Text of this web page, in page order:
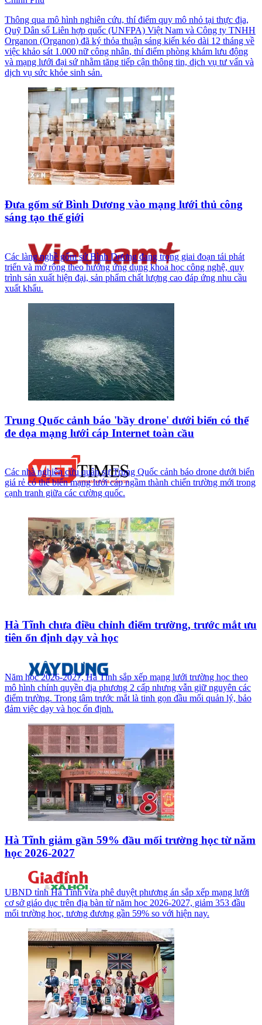
Thông qua mô hình nghiên cứu, thí điểm quy mô nhỏ tại thực địa,
Quỹ Dân số Liên hợp quốc (UNFPA) Việt Nam và Công ty TNHH
Organon (Organon) đã ký thỏa thuận sáng kiến kéo dài 12 tháng về
việc khảo sát 1.000 nữ công nhân, thí điểm phòng khám lưu động
và mạng lưới đại sứ nhằm tăng tiếp cận thông tin, dịch vụ tư vấn và
dịch vụ sức khỏe sinh sản.
Đưa gốm sứ Bình Dương vào mạng lưới thủ công
sáng tạo thế giới
Các làng nghề gốm sứ Bình Dương đang trong giai đoạn tái phát
triển và mở rộng theo hướng ứng dụng khoa học công nghệ, quy
trình sản xuất hiện đại, sản phẩm chất lượng cao đáp ứng nhu cầu
xuất khẩu.
Trung Quốc cảnh báo 'bầy drone' dưới biển có thể
đe dọa mạng lưới cáp Internet toàn cầu
Các nhà nghiên cứu quân sự Trung Quốc cảnh báo drone dưới biển
giá rẻ có thể biến mạng lưới cáp ngầm thành chiến trường mới trong
cạnh tranh giữa các cường quốc.
Hà Tĩnh chưa điều chỉnh điểm trường, trước mắt ưu
tiên ổn định dạy và học
Năm học 2026-2027, Hà Tĩnh sắp xếp mạng lưới trường học theo
mô hình chính quyền địa phương 2 cấp nhưng vẫn giữ nguyên các
điểm trường. Trọng tâm trước mắt là tinh gọn đầu mối quản lý, bảo
đảm việc dạy và học ổn định.
Hà Tĩnh giảm gần 59% đầu mối trường học từ năm
học 2026-2027
UBND tỉnh Hà Tĩnh vừa phê duyệt phương án sắp xếp mạng lưới
cơ sở giáo dục trên địa bàn từ năm học 2026-2027, giảm 353 đầu
mối trường học, tương đương gần 59% so với hiện nay.